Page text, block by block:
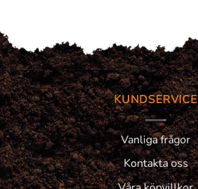
KUNDSERVICE
Vanliga frågor
Kontakta oss